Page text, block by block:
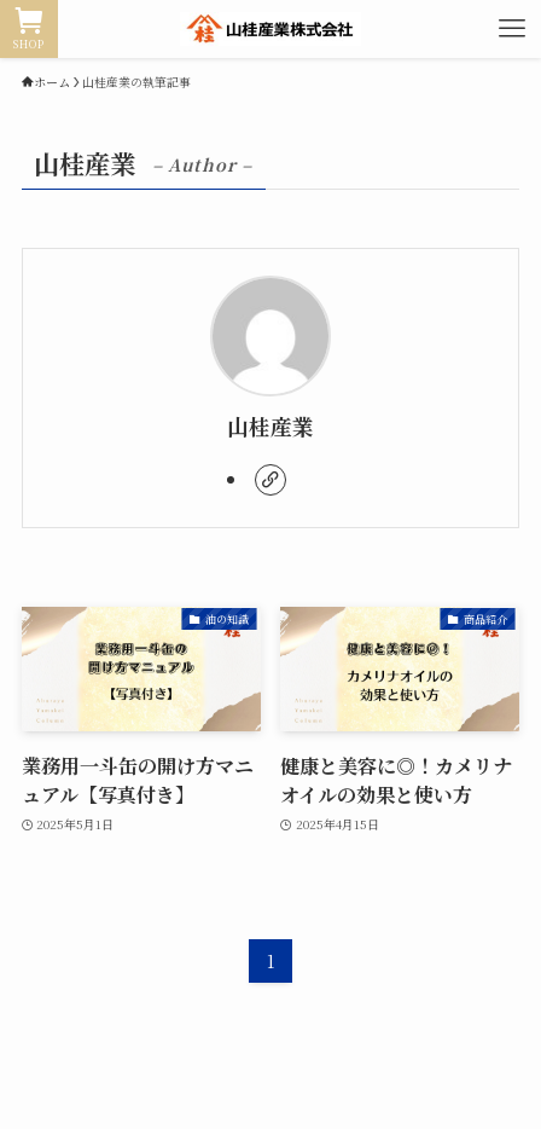
SHOP
ホーム 山桂産業の執筆記事
山桂産業 – Author –
山桂産業
油の知識
業務用一斗缶の開け方マニ
ュアル【写真付き】
2025年5月1日
商品紹介
健康と美容に◎！カメリナ
オイルの効果と使い方
2025年4月15日
1